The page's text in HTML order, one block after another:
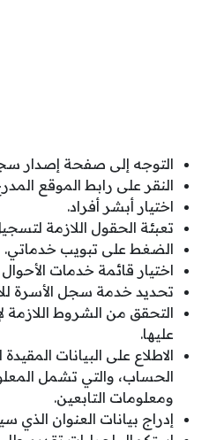
التوجه إلى صفحة إصدار
النقر على رابط الموقع
اختيار أبشر أفراد.
تعبئة الحقول اللازمة
الضغط على تبويب خدماتي.
اختيار قائمة خدمات الأحوال
تحديد خدمة سجل الأسرة
التحقق من الشروط اللازمة
عليها.
الاطلاع على البيانات
الحساب، والتي تشمل
ومعلومات التابعين.
إدراج بيانات العنوان الذي